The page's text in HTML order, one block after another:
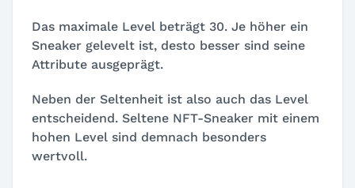
Das maximale Level beträgt 30. Je höher ein
Sneaker gelevelt ist, desto besser sind seine
Attribute ausgeprägt.
Neben der Seltenheit ist also auch das Level
entscheidend. Seltene NFT-Sneaker mit einem
hohen Level sind demnach besonders
wertvoll.